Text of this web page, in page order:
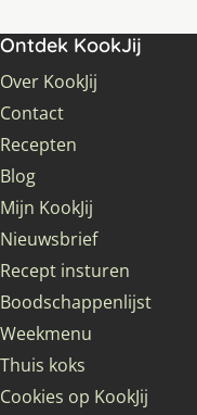
Ontdek KookJij
Over KookJij
Contact
Recepten
Blog
Mijn KookJij
Nieuwsbrief
Recept insturen
Boodschappenlijst
Weekmenu
Thuis koks
Cookies op KookJij